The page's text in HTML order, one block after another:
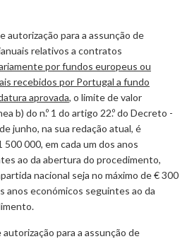
autorização para a assunção de
relativos a contratos
por fundos europeus ou
recebidos por Portugal a fundo
aprovada, o limite de valor
b) do n.º 1 do artigo 22.º do Decreto -
junho, na sua redação atual, é
500 000, em cada um dos anos
ao da abertura do procedimento,
nacional seja no máximo de € 300
anos económicos seguintes ao da
para a assunção de